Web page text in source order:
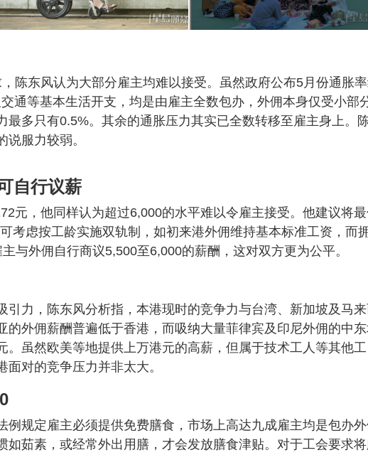
陈东风认为大部分雇主均难以接受。虽然政府公布5月份通胀
通等基本生活开支，均是由雇主全数包办，外佣本身仅受小部
最多只有0.5%。其余的通胀压力其实已全数转移至雇主身上。
服力较弱。
自行议薪
元，他同样认为超过6,000的水平难以令雇主接受。他建议将
考虑按工龄实施双轨制，如初来港外佣维持基本标准工资，而
与外佣自行商议5,500至6,000的薪酬，这对双方更为公平。
引力，陈东风分析指，本港现时的竞争力与台湾、新加坡及马
的外佣薪酬普遍低于香港，而吸纳大量菲律宾及印尼外佣的中
。虽然欧美等地提供上万港元的高薪，但属于技术工人等其他工
对的竞争压力并非太大。
例规定雇主必须提供免费膳食，市场上高达九成雇主均是包办
如茹素，或经常外出用膳，才会发放膳食津贴。对于工会要求